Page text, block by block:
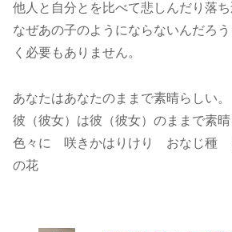
他人と自分とを比べて悲しんだり落ち
なぜあの子のようにならないんだろ
く必要もありません。
あなたはあなたのままで素晴らしい。
彼（彼女）は彼（彼女）のままで素晴
色々に 咲きかはりけり おなじ種
の花